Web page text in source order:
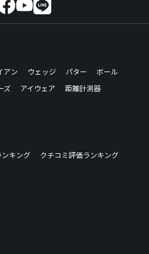
アン ウェッジ パター
ボール
ズ アイウェア
距離計測器
キング
クチコミ評価ランキング